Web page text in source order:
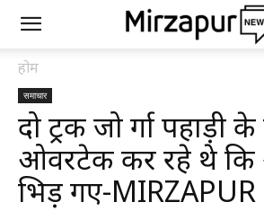
होम
समाचार
दो ट्रक जो दुर्गा पहाड़ी
ओवरटेक कर रहे थे
भिड़ गए-MIRZAPUR